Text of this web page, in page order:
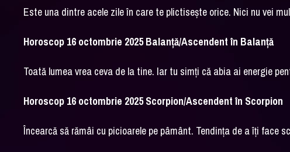
Este una dintre acele zile în care te plictisește orice. Nici nu vei
Horoscop 16 octombrie 2025 Balanță/Ascendent în Balanță
Toată lumea vrea ceva de la tine. Iar tu simți că abia ai energie
Horoscop 16 octombrie 2025 Scorpion/Ascendent în Scorpion
Încearcă să rămâi cu picioarele pe pâmânt. Tendința de a îți face